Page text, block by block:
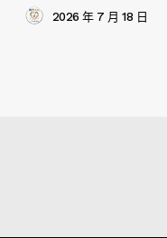
2026 年 7 月 18 日